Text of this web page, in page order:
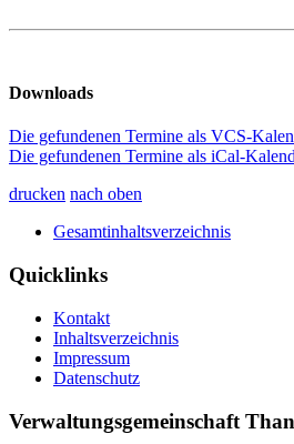
Downloads
Die gefundenen Termine als VCS-
Die gefundenen Termine als iCal-
drucken nach oben
Gesamtinhaltsverzeichnis
Quicklinks
Kontakt
Inhaltsverzeichnis
Impressum
Datenschutz
Verwaltungsgemeinschaft